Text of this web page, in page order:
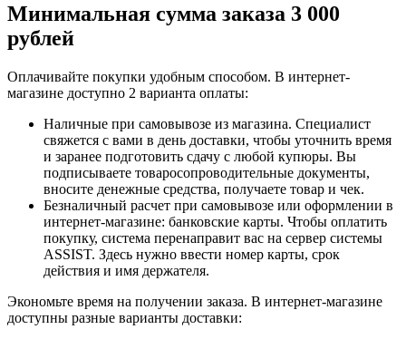
Минимальная сумма заказа 3 000
рублей
Оплачивайте покупки удобным способом. В интернет-
магазине доступно 2 варианта оплаты:
Наличные при самовывозе из магазина. Специалист
свяжется с вами в день доставки, чтобы уточнить время
и заранее подготовить сдачу с любой купюры. Вы
подписываете товаросопроводительные документы,
вносите денежные средства, получаете товар и чек.
Безналичный расчет при самовывозе или оформлении в
интернет-магазине: банковские карты. Чтобы оплатить
покупку, система перенаправит вас на сервер системы
ASSIST. Здесь нужно ввести номер карты, срок
действия и имя держателя.
Экономьте время на получении заказа. В интернет-магазине
доступны разные варианты доставки: